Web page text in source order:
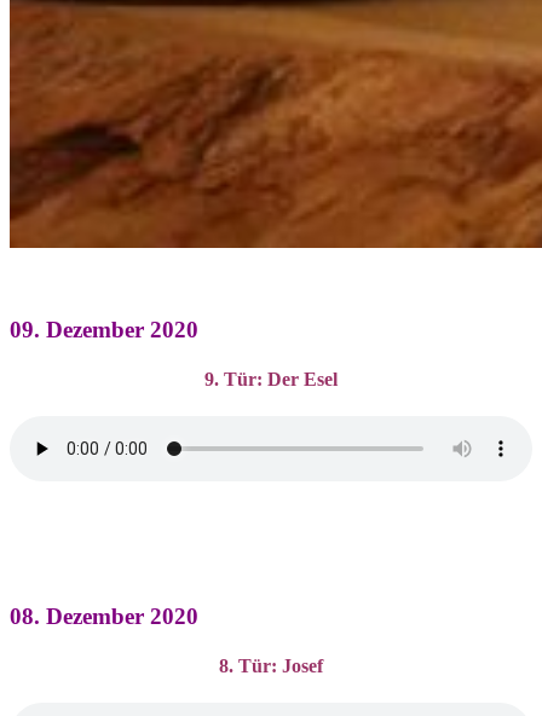
09. Dezember 2020
9. Tür: Der Esel
08. Dezember 2020
8. Tür: Josef